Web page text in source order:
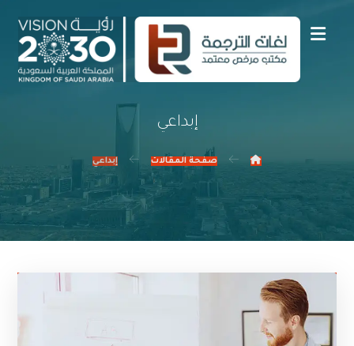
إبداعي
صفحة المقالات إبداعي